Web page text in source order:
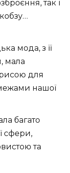
так і
мода, з її
мала
для
нашої
багато
сфери,
та